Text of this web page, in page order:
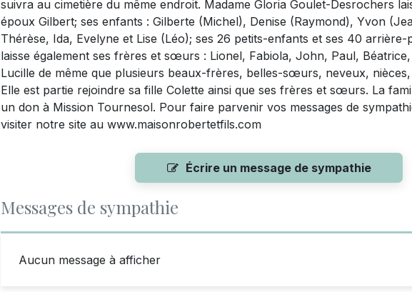
suivra au cimetière du même endroit. Madame Gloria Goulet-Desrochers
époux Gilbert; ses enfants : Gilberte (Michel), Denise (Raymond), Yvon
Thérèse, Ida, Evelyne et Lise (Léo); ses 26 petits-enfants et ses 40 arrière-
laisse également ses frères et sœurs : Lionel, Fabiola, John, Paul,
Lucille de même que plusieurs beaux-frères, belles-sœurs, neveux,
Elle est partie rejoindre sa fille Colette ainsi que ses frères et sœurs. La
un don à Mission Tournesol. Pour faire parvenir vos messages de
visiter notre site au www.maisonrobertetfils.com
Écrire un message de sympathie
Messages de sympathie
Aucun message à afficher